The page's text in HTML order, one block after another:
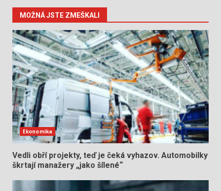
MOŽNÁ JSTE ZMEŠKALI
Ekonomika
Vedli obří projekty, teď je čeká vyhazov. Automobilky
škrtají manažery „jako šílené“